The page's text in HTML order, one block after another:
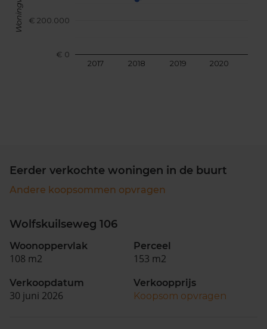
2017 2018 2019 2020
€ 0
€ 200.000
Eerder verkochte woningen in de buurt
Andere koopsommen opvragen
Wolfskuilseweg 106
Woonoppervlak
108 m2
Perceel
153 m2
Verkoopdatum
30 juni 2026
Verkoopprijs
Koopsom opvragen